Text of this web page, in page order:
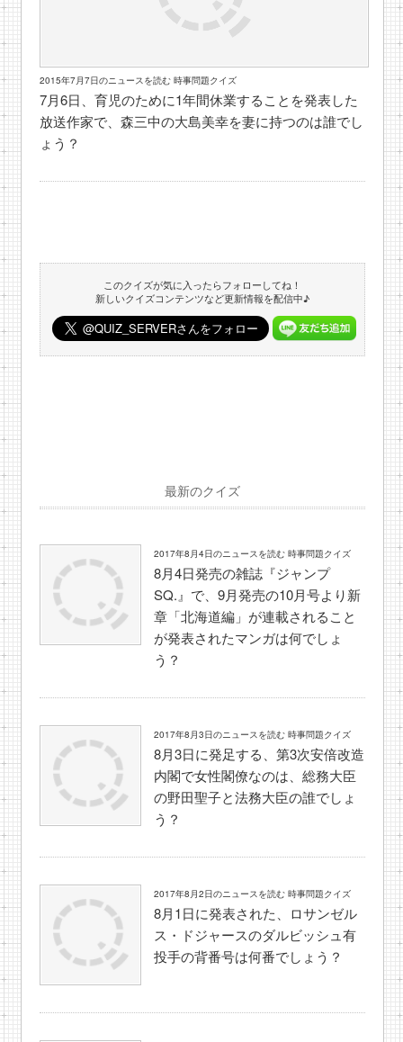
2015年7月7日のニュースを読む 時事問題クイズ
7月6日、育児のために1年間休業することを発表した
放送作家で、森三中の大島美幸を妻に持つのは誰でし
ょう？
このクイズが気に入ったらフォローしてね！
新しいクイズコンテンツなど更新情報を配信中♪
最新のクイズ
2017年8月4日のニュースを読む 時事問題クイズ
8月4日発売の雑誌『ジャンプ
SQ.』で、9月発売の10月号より新
章「北海道編」が連載されること
が発表されたマンガは何でしょ
う？
2017年8月3日のニュースを読む 時事問題クイズ
8月3日に発足する、第3次安倍改造
内閣で女性閣僚なのは、総務大臣
の野田聖子と法務大臣の誰でしょ
う？
2017年8月2日のニュースを読む 時事問題クイズ
8月1日に発表された、ロサンゼル
ス・ドジャースのダルビッシュ有
投手の背番号は何番でしょう？